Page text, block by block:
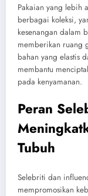
Pakaian yang lebih
berbagai koleksi,
kesenangan dalam
memberikan ruang
bahan yang elastis
membantu
pada kenyamanan.
Peran
Tubuh
Selebriti dan
mempromosikan